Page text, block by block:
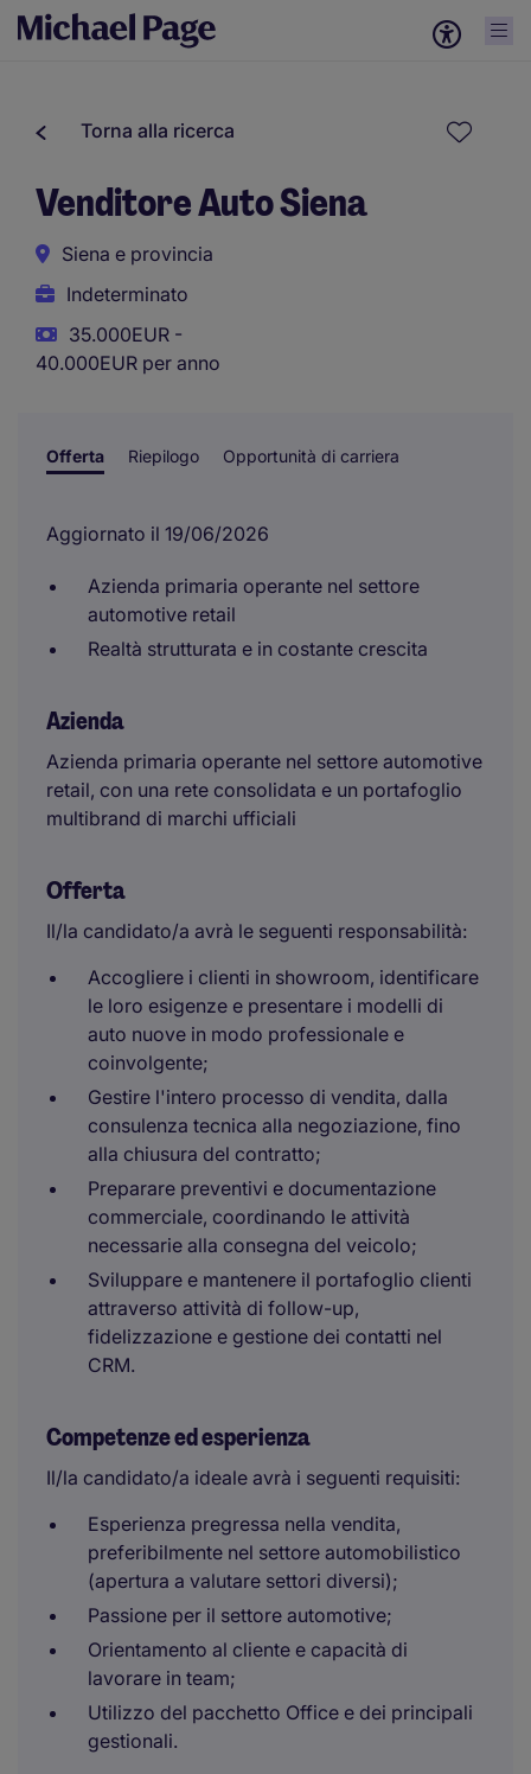
Torna alla ricerca
Venditore Auto Siena
Siena e provincia
Indeterminato
35.000EUR -
40.000EUR per anno
Offerta Riepilogo Opportunità di carriera
Aggiornato il 19/06/2026
Azienda primaria operante nel settore
automotive retail
Realtà strutturata e in costante crescita
Azienda
Azienda primaria operante nel settore automotive
retail, con una rete consolidata e un portafoglio
multibrand di marchi ufficiali
Offerta
Il/la candidato/a avrà le seguenti responsabilità:
Accogliere i clienti in showroom, identificare
le loro esigenze e presentare i modelli di
auto nuove in modo professionale e
coinvolgente;
Gestire l'intero processo di vendita, dalla
consulenza tecnica alla negoziazione, fino
alla chiusura del contratto;
Preparare preventivi e documentazione
commerciale, coordinando le attività
necessarie alla consegna del veicolo;
Sviluppare e mantenere il portafoglio clienti
attraverso attività di follow-up,
fidelizzazione e gestione dei contatti nel
CRM.
Competenze ed esperienza
Il/la candidato/a ideale avrà i seguenti requisiti:
Esperienza pregressa nella vendita,
preferibilmente nel settore automobilistico
(apertura a valutare settori diversi);
Passione per il settore automotive;
Orientamento al cliente e capacità di
lavorare in team;
Utilizzo del pacchetto Office e dei principali
gestionali.